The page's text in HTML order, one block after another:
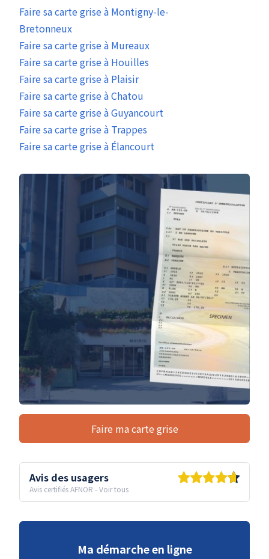
Faire sa carte grise à Montigny-le-
Bretonneux
Faire sa carte grise à Mureaux
Faire sa carte grise à Houilles
Faire sa carte grise à Plaisir
Faire sa carte grise à Chatou
Faire sa carte grise à Guyancourt
Faire sa carte grise à Trappes
Faire sa carte grise à Élancourt
Faire ma carte grise
Avis des usagers
Avis certifiés AFNOR -Voir tous
Ma démarche en ligne